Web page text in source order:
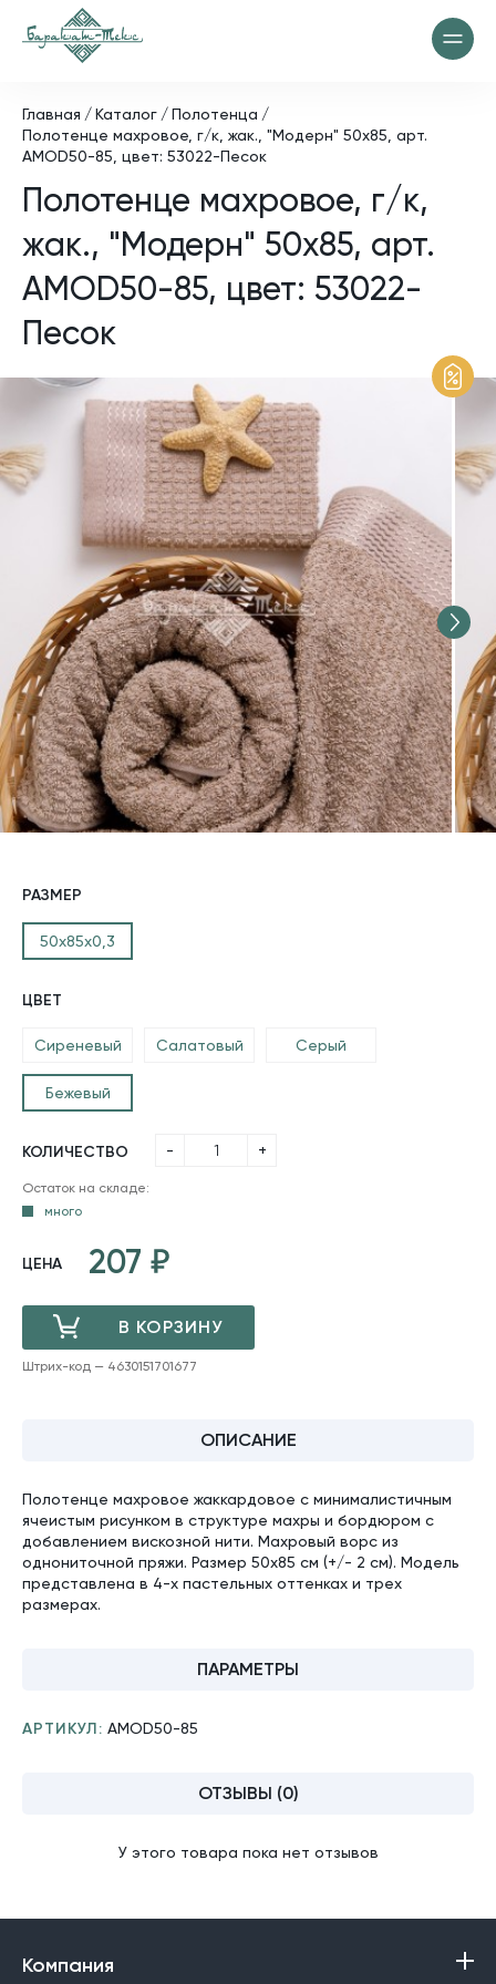
Главная Каталог
Полотенца
Полотенце махровое, г/к, жак., "Модерн" 50х85, арт.
AMOD50-85, цвет: 53022-Песок
Полотенце махровое, г/к,
жак., "Модерн" 50х85, арт.
AMOD50-85, цвет: 53022-
Песок
РАЗМЕР
50х85х0,3
ЦВЕТ
Сиреневый Салатовый Серый
Бежевый
КОЛИЧЕСТВО - +
Остаток на складе:
много
ЦЕНА 207
Штрих-код — 4630151701677
В КОРЗИНУ
ДОБАВЛЕНО
ОПИСАНИЕ
Полотенце махровое жаккардовое с минималистичным
ячеистым рисунком в структуре махры и бордюром с
добавлением вискозной нити. Махровый ворс из
однониточной пряжи. Размер 50х85 см (+/- 2 см). Модель
представлена в 4-х пастельных оттенках и трех
размерах.
ПАРАМЕТРЫ
АРТИКУЛ: AMOD50-85
ОТЗЫВЫ (0)
У этого товара пока нет отзывов
Компания